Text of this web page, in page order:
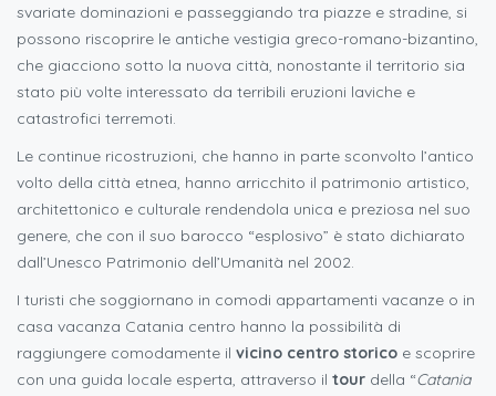
svariate dominazioni e passeggiando tra piazze e stradine, si
possono riscoprire le antiche vestigia greco-romano-bizantino,
che giacciono sotto la nuova città, nonostante il territorio sia
stato più volte interessato da terribili eruzioni laviche e
catastrofici terremoti.
Le continue ricostruzioni, che hanno in parte sconvolto l’antico
volto della città etnea, hanno arricchito il patrimonio artistico,
architettonico e culturale rendendola unica e preziosa nel suo
genere, che con il suo barocco “esplosivo” è stato dichiarato
dall’Unesco Patrimonio dell’Umanità nel 2002.
I turisti che soggiornano in comodi appartamenti vacanze o in
casa vacanza Catania centro hanno la possibilità di
raggiungere comodamente il vicino centro storico e scoprire
con una guida locale esperta, attraverso il tour della “Catania